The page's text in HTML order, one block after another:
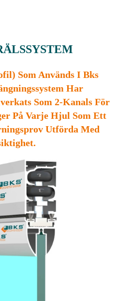
Som Används I Bks
Har
Som 2-Kanals För
På Varje Hjul Som Ett
Utförda Med